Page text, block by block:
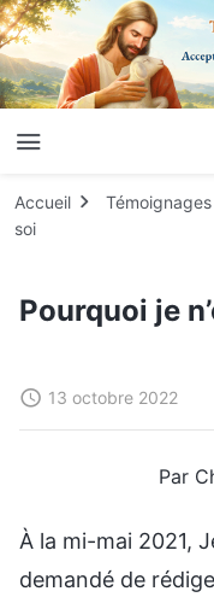
Accueil Témoignages
soi
Pourquoi je
13 octobre 2022
Par
À la mi-mai 2021,
demandé de